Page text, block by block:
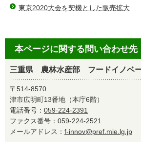
東京2020大会を契機とした販売拡大
本ページに関する問い合わせ先
三重県 農林水産部 フードイノベ
〒514-8570
津市広明町13番地（本庁6階）
電話番号： 059-224-2391
ファクス番号：059-224-2521
メールアドレス： f-innov@pref.mie.lg.jp